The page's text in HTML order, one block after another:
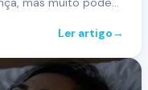
Ler artigo→